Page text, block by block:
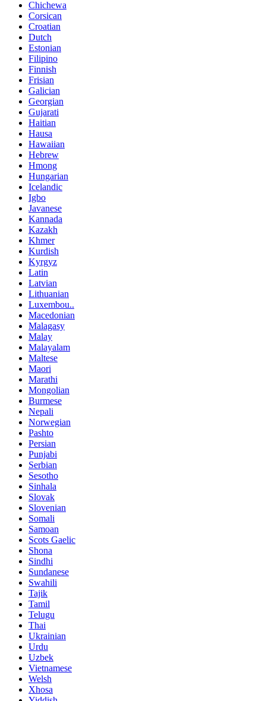
Chichewa
Corsican
Croatian
Dutch
Estonian
Filipino
Finnish
Frisian
Galician
Georgian
Gujarati
Haitian
Hausa
Hawaiian
Hebrew
Hmong
Hungarian
Icelandic
Igbo
Javanese
Kannada
Kazakh
Khmer
Kurdish
Kyrgyz
Latin
Latvian
Lithuanian
Luxembou..
Macedonian
Malagasy
Malay
Malayalam
Maltese
Maori
Marathi
Mongolian
Burmese
Nepali
Norwegian
Pashto
Persian
Punjabi
Serbian
Sesotho
Sinhala
Slovak
Slovenian
Somali
Samoan
Scots Gaelic
Shona
Sindhi
Sundanese
Swahili
Tajik
Tamil
Telugu
Thai
Ukrainian
Urdu
Uzbek
Vietnamese
Welsh
Xhosa